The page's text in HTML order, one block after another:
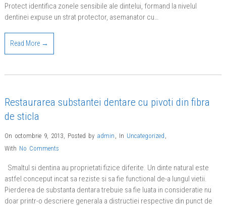
Protect identifica zonele sensibile ale dintelui, formand la nivelul
dentinei expuse un strat protector, asemanator cu…
Read More →
Restaurarea substantei dentare cu pivoti din fibra
de sticla
On octombrie 9, 2013, Posted by admin , In Uncategorized ,
With No Comments
Smaltul si dentina au proprietati fizice diferite. Un dinte natural este
astfel conceput incat sa reziste si sa fie functional de-a lungul vietii.
Pierderea de substanta dentara trebuie sa fie luata in consideratie nu
doar printr-o descriere generala a distructiei respective din punct de